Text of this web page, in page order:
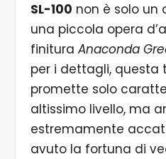
SL-100 non è solo un
una piccola opera
finitura Anaconda
per i dettagli, questa
promette solo
altissimo livello, ma
estremamente
avuto la fortuna di